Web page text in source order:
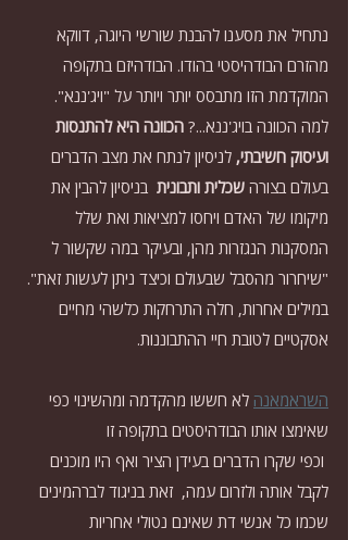
נתחיל את מסענו להבנת שורשי היוגה, דווקא
מהזרם הבודהיסטי בהודו. הבודהיזם בתקופה
המוקדמת הזו מתבסס יותר ויותר על "ויג'ננא".
למה הכוונה בויג'ננא...? הכוונה היא להתנסות
ועיסוק חשיבתי, לניסיון לנתח את מצב הדברים
בעולם בצורה שכלית ותבונית
  בניסיון להבין את
מיקומו של האדם ויחסו למציאות ואת שלל
המסקנות הנגזרות מהן, ובעיקר במה שקשור ל
"שיחרור מהסבל שבעולם וכיצד ניתן לעשות זאת".
במילים אחרות, חלה התרחקות כלשהי מחיים
אסקטיים לטובת חיי ההתבוננות.
השראמאנה לא חששו מהקדמה ומהשינוי כפי
שאימצו אותו הבודהיסטים בתקופה זו
וכפי שקרו הדברים בעידן הציר ואף היו מוכנים
לקבל אותה ולזרום עמה,  זאת בניגוד לברהמינים
שכמו כל אנשי דת שאינם נטולי אחריות